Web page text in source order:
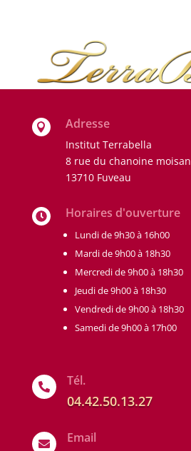
 Adresse
Institut Terrabella
8 rue du chanoine moisan
13710 Fuveau
 Horaires d'ouverture
Lundi de 9h30 à 16h00
Mardi de 9h00 à 18h30
Mercredi de 9h00 à 18h30
Jeudi de 9h00 à 18h30
Vendredi de 9h00 à 18h30
Samedi de 9h00 à 17h00
 Tél.
04.42.50.13.27
 Email